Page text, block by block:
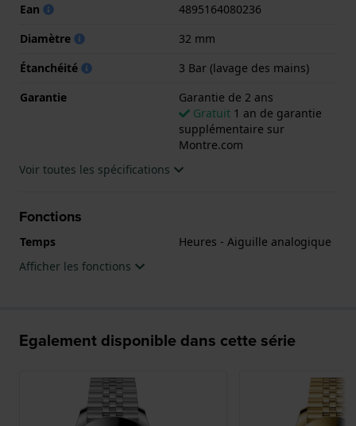
Ean
4895164080236
Diamètre
32 mm
Étanchéité
3 Bar (lavage des mains)
Garantie
Garantie de 2 ans
Gratuit 1 an de garantie
supplémentaire sur
Montre.com
Voir toutes les spécifications
Fonctions
Temps
Heures - Aiguille analogique
Afficher les fonctions
Egalement disponible dans cette série